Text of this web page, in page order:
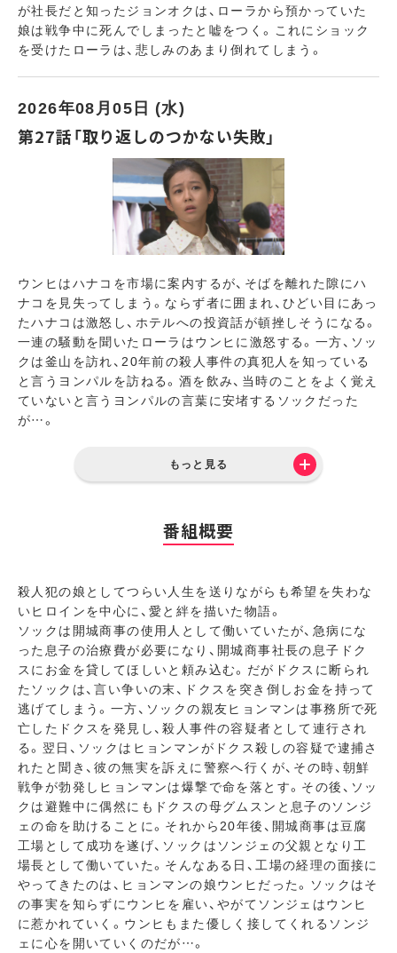
が社長だと知ったジョンオクは、ローラから預かっていた
娘は戦争中に死んでしまったと嘘をつく。これにショック
を受けたローラは、悲しみのあまり倒れてしまう。
2026年08月05日 (水)
第27話「取り返しのつかない失敗」
ウンヒはハナコを市場に案内するが、そばを離れた隙にハ
ナコを見失ってしまう。ならず者に囲まれ、ひどい目にあっ
たハナコは激怒し、ホテルへの投資話が頓挫しそうになる。
一連の騒動を聞いたローラはウンヒに激怒する。一方、ソッ
クは釜山を訪れ、20年前の殺人事件の真犯人を知っている
と言うヨンパルを訪ねる。酒を飲み、当時のことをよく覚え
ていないと言うヨンパルの言葉に安堵するソックだった
が…。
もっと見る
番組概要
殺人犯の娘としてつらい人生を送りながらも希望を失わな
いヒロインを中心に、愛と絆を描いた物語。
ソックは開城商事の使用人として働いていたが、急病にな
った息子の治療費が必要になり、開城商事社長の息子ドク
スにお金を貸してほしいと頼み込む。だがドクスに断られ
たソックは、言い争いの末、ドクスを突き倒しお金を持って
逃げてしまう。一方、ソックの親友ヒョンマンは事務所で死
亡したドクスを発見し、殺人事件の容疑者として連行され
る。翌日、ソックはヒョンマンがドクス殺しの容疑で逮捕さ
れたと聞き、彼の無実を訴えに警察へ行くが、その時、朝鮮
戦争が勃発しヒョンマンは爆撃で命を落とす。その後、ソッ
クは避難中に偶然にもドクスの母グムスンと息子のソンジ
ェの命を助けることに。それから20年後、開城商事は豆腐
工場として成功を遂げ、ソックはソンジェの父親となり工
場長として働いていた。そんなある日、工場の経理の面接に
やってきたのは、ヒョンマンの娘ウンヒだった。ソックはそ
の事実を知らずにウンヒを雇い、やがてソンジェはウンヒ
に惹かれていく。ウンヒもまた優しく接してくれるソンジ
ェに心を開いていくのだが…。